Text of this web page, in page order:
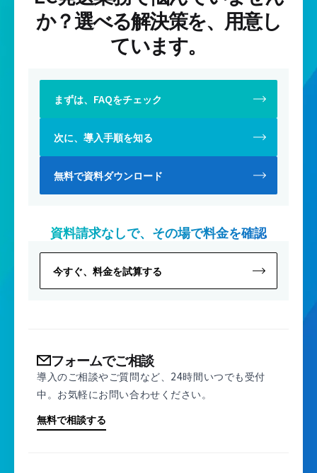
か？選べる解決策を、用意し
ています。
まずは、FAQをチェック
次に、導入手順を知る
無料で資料ダウンロード
資料請求なしで、その場で料金を確認
今すぐ、料金を試算する
フォームでご相談
導入のご相談やご質問など、24時間いつでも受付
中。お気軽にお問い合わせください。
無料で相談する